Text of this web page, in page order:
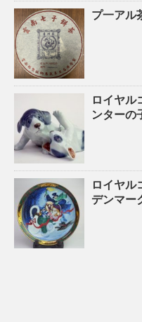
プ一アル
ロイヤル
ンターの
ロイヤル
デンマー